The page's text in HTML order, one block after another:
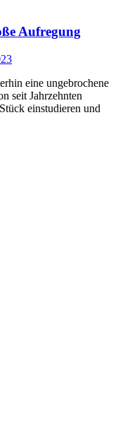
Aufregung
eine ungebrochene
seit Jahrzehnten
einstudieren und